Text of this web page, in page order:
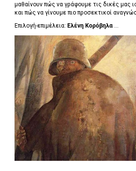
μαθαίνουν πώς να γράφουμε τις δικές μας
και πώς να γίνουμε πιο προσεκτικοί
Επιλογή-επιμέλεια: Ελένη Κορόβηλα ...